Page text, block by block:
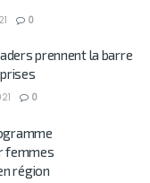
0
prennent la barre
0
femmes
région